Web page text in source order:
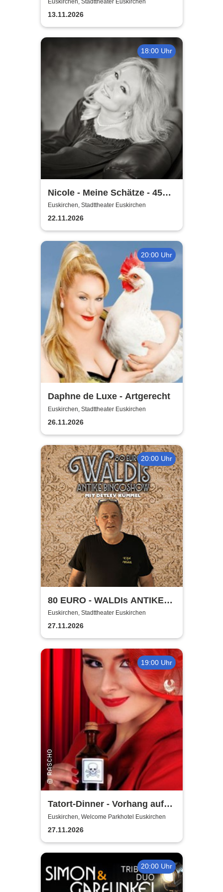
Euskirchen, Stadttheater Euskirchen
13.11.2026
18:00 Uhr
Nicole - Meine Schätze - 45
Jahre Jubiläumstour
Euskirchen, Stadttheater Euskirchen
22.11.2026
20:00 Uhr
Daphne de Luxe - Artgerecht
Euskirchen, Stadttheater Euskirchen
26.11.2026
20:00 Uhr
80 EURO - WALDIs ANTIKE
BINGOSHOW
Euskirchen, Stadttheater Euskirchen
27.11.2026
19:00 Uhr
Tatort-Dinner - Vorhang auf
für Mord
Euskirchen, Welcome Parkhotel Euskirchen
27.11.2026
20:00 Uhr